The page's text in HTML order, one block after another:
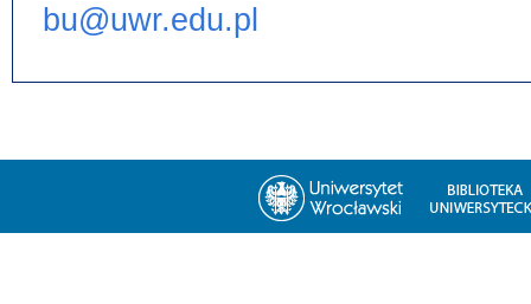
bu@uwr.edu.pl